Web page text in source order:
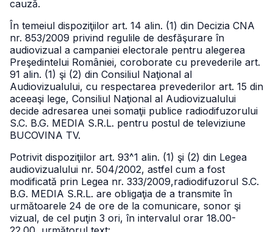
cauză.
În temeiul dispoziţiilor art. 14 alin. (1) din Decizia CNA
nr. 853/2009 privind regulile de desfăşurare în
audiovizual a campaniei electorale pentru alegerea
Preşedintelui României, coroborate cu prevederile art.
91 alin. (1) şi (2) din Consiliul Naţional al
Audiovizualului, cu respectarea prevederilor art. 15 din
aceeaşi lege, Consiliul Naţional al Audiovizualului
decide adresarea unei somaţii publice radiodifuzorului
S.C. B.G. MEDIA S.R.L. pentru postul de televiziune
BUCOVINA TV.
Potrivit dispoziţiilor art. 93^1 alin. (1) şi (2) din Legea
audiovizualului nr. 504/2002, astfel cum a fost
modificată prin Legea nr. 333/2009,radiodifuzorul S.C.
B.G. MEDIA S.R.L. are obligaţia de a transmite în
următoarele 24 de ore de la comunicare, sonor şi
vizual, de cel puţin 3 ori, în intervalul orar 18.00-